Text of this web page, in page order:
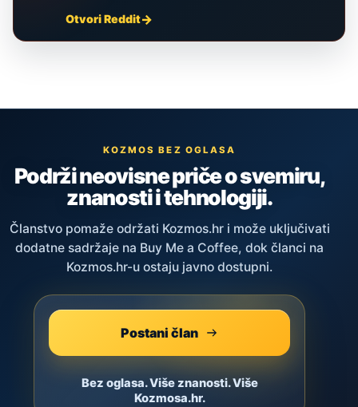
Otvori Reddit
KOZMOS BEZ OGLASA
Podrži neovisne priče o svemiru,
znanosti i tehnologiji.
Članstvo pomaže održati Kozmos.hr i može uključivati
dodatne sadržaje na Buy Me a Coffee, dok članci na
Kozmos.hr-u ostaju javno dostupni.
Postani član
Bez oglasa. Više znanosti. Više
Kozmosa.hr.